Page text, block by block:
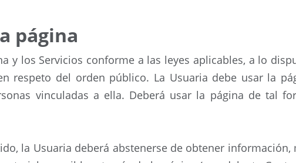
página
y los Servicios conforme a las leyes aplicables, a lo
respeto del orden público. La Usuaria debe usar la
vinculadas a ella. Deberá usar la página de tal
la Usuaria deberá abstenerse de obtener información,